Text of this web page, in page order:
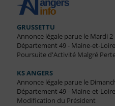
GRUSSETTU
Annonce légale parue le Mardi 2
Département 49 - Maine-et-Loire
Poursuite d'Activité Malgré
KS ANGERS
Annonce légale parue le
Département 49 - Maine-et-Loire
Modification du Président